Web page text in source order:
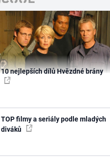
10 nejlepších dílů Hvězdné brány
TOP filmy a seriály podle mladých
diváků